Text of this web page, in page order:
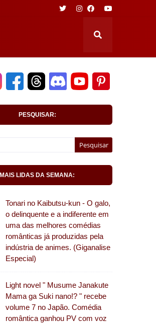
PESQUISAR:
MAIS LIDAS DA SEMANA:
Tonari no Kaibutsu-kun - O galo,
o delinquente e a indiferente em
uma das melhores comédias
românticas já produzidas pela
indústria de animes. (Giganalise
Especial)
Light novel " Musume Janakute
Mama ga Suki nano!? " recebe
volume 7 no Japão. Comédia
romântica ganhou PV com voz